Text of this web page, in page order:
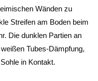
Wänden zu
Streifen am Boden beim
Die dunklen Partien an
Tubes-Dämpfung,
in Kontakt.